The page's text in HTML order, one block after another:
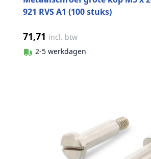
921 RVS A1 (100 stuks)
71,71 incl. btw
2-5 werkdagen